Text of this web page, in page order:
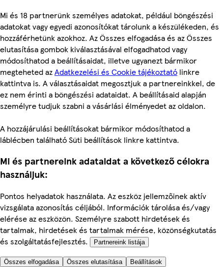
Mi és 18 partnerünk személyes adatokat, például böngészési
adatokat vagy egyedi azonosítókat tárolunk a készülékeden, és
hozzáférhetünk azokhoz. Az Összes elfogadása és az Összes
elutasítása gombok kiválasztásával elfogadhatod vagy
módosíthatod a beállításaidat, illetve ugyanezt bármikor
megteheted azAdatkezelési és Cookie tájékoztató linkre
kattintva is. A választásaidat megosztjuk a partnereinkkel, de
ez nem érinti a böngészési adataidat. A beállításaid alapján
személyre tudjuk szabni a vásárlási élményedet az oldalon.
A hozzájárulási beállításokat bármikor módosíthatod a
láblécben található Süti beállítások linkre kattintva.
Mi és partnereink adataidat a következő célokra
használjuk:
Pontos helyadatok használata. Az eszköz jellemzőinek aktív
vizsgálata azonosítás céljából. Információk tárolása és/vagy
elérése az eszközön. Személyre szabott hirdetések és
tartalmak, hirdetések és tartalmak mérése, közönségkutatás
és szolgáltatásfejlesztés.
Partnereink listája
Összes elfogadása Összes elutasítása Beállítások